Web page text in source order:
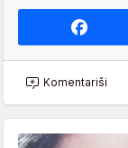
Komentariši